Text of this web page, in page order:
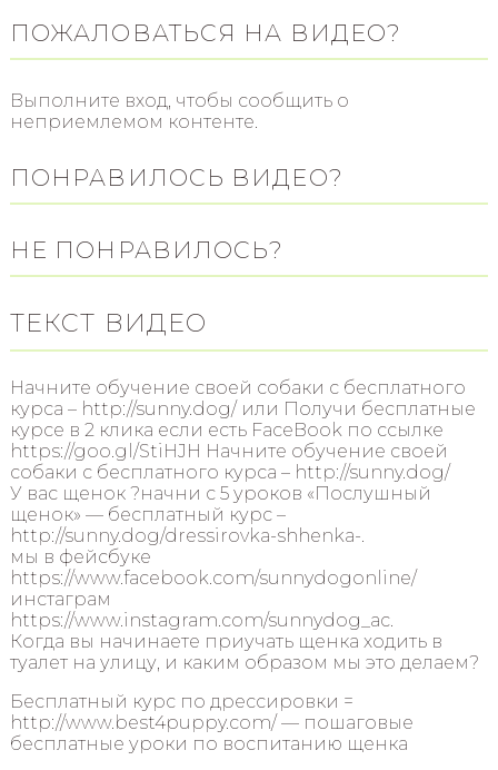
ПОЖАЛОВАТЬСЯ НА ВИДЕО?
Выполните вход, чтобы сообщить о
неприемлемом контенте.
ПОНРАВИЛОСЬ ВИДЕО?
НЕ ПОНРАВИЛОСЬ?
ТЕКСТ ВИДЕО
Начните обучение своей собаки с бесплатного
курса – http://sunny.dog/ или Получи бесплатные
курсе в 2 клика если есть FaceBook по ссылке
https://goo.gl/StiHJH Начните обучение своей
собаки с бесплатного курса – http://sunny.dog/
У вас щенок ?начни с 5 уроков «Послушный
щенок» — бесплатный курс –
http://sunny.dog/dressirovka-shhenka-.
мы в фейсбуке
https://www.facebook.com/sunnydogonline/
инстаграм
https://www.instagram.com/sunnydog_ac.
Когда вы начинаете приучать щенка ходить в
туалет на улицу, и каким образом мы это делаем?
Бесплатный курс по дрессировки =
http://www.best4puppy.com/ — пошаговые
бесплатные уроки по воспитанию щенка